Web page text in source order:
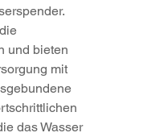
und bieten
mit
das Wasser